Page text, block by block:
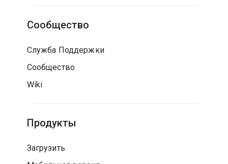
Сообщество
Служба Поддержки
Сообщество
Wiki
Продукты
Загрузить